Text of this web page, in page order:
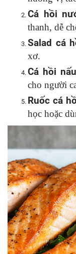
Cá hồi
thanh, dễ
Salad cá
xơ.
Cá hồi
cho người
Ruốc cá
học hoặc